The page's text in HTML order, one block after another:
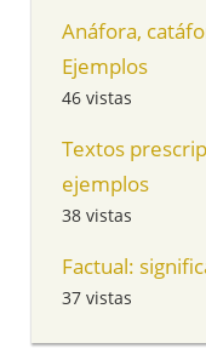
Anáfora,
Ejemplos
46 vistas
Textos
ejemplos
38 vistas
Factual:
37 vistas